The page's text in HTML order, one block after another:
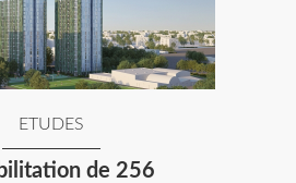
ETUDES
de 256